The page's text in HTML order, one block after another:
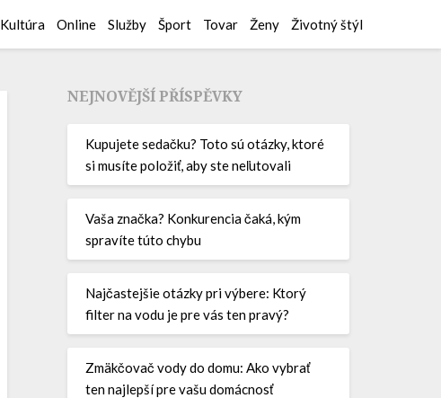
Kultúra Online Služby Šport Tovar Ženy Životný štýl
NEJNOVĚJŠÍ PŘÍSPĚVKY
Kupujete sedačku? Toto sú otázky, ktoré
si musíte položiť, aby ste neľutovali
Vaša značka? Konkurencia čaká, kým
spravíte túto chybu
Najčastejšie otázky pri výbere: Ktorý
filter na vodu je pre vás ten pravý?
Zmäkčovač vody do domu: Ako vybrať
ten najlepší pre vašu domácnosť